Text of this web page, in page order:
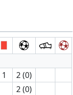
1
2 (0)
2 (0)